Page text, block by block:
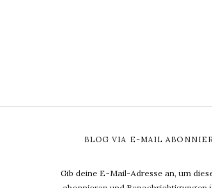
BLOG VIA E-MAIL
Gib deine E-Mail-Adresse an, um